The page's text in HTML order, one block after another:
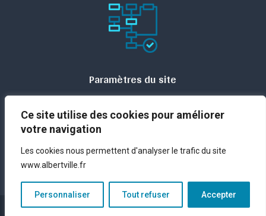
Ce site utilise des cookies pour améliorer
votre navigation
Les cookies nous permettent d'analyser le trafic du site
www.albertville.fr
Personnaliser Tout refuser Accepter
Paramètres du site
Contact
Réalisation – © ANTIDOTS Group – 2023